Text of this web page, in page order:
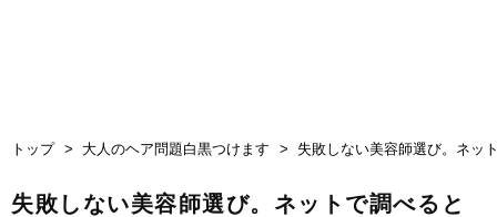
トップ 大人のヘア問題白黒つけます 失敗しない美容師選び。ネッ
失敗しない美容師選び。ネットで調べると